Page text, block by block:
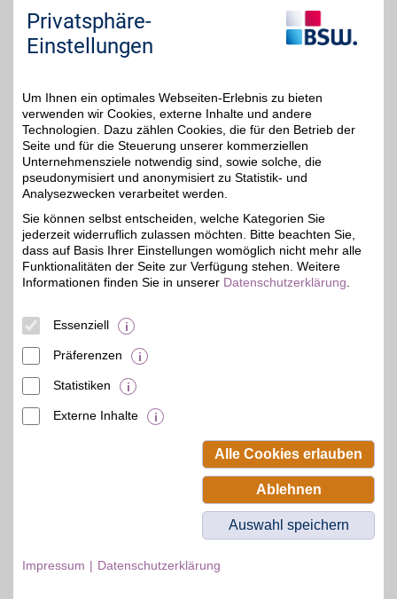
5%
Auf Karte anzeigen
Zum Partnerprofil
20 km
5%
Bosch Car Service Tehrani
Krefelder Str. 5,
14612 Falkensee
Auf Karte anzeigen
Zum Partnerprofil
5%
Bosch Car Service Masche
Hauptstr. 136,
Beamten-Selbsthilfewerk GmbH.
Privatsphäre-
Einstellungen
Um Ihnen ein optimales Webseiten-Erlebnis zu bieten
verwenden wir Cookies, externe Inhalte und andere
Technologien. Dazu zählen Cookies, die für den Betrieb der
Seite und für die Steuerung unserer kommerziellen
Unternehmensziele notwendig sind, sowie solche, die
pseudonymisiert und anonymisiert zu Statistik- und
Analysezwecken verarbeitet werden.
Sie können selbst entscheiden, welche Kategorien Sie
jederzeit widerruflich zulassen möchten. Bitte beachten Sie,
dass auf Basis Ihrer Einstellungen womöglich nicht mehr alle
Funktionalitäten der Seite zur Verfügung stehen. Weitere
Informationen finden Sie in unserer Datenschutzerklärung
Essenziell
Präferenzen
Statistiken
Externe Inhalte
Alle Cookies erlauben
Ablehnen
Auswahl speichern
Impressum Datenschutzerklärung